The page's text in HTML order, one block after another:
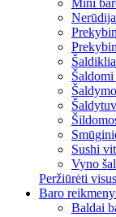
Mini
Šaldomi
Sushi
Vyno
Peržiūrėti
Baro
Baldai